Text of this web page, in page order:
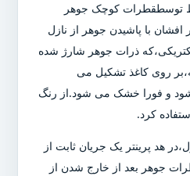
توسطقطرات کوچک جوهر
با پاشیدن جوهر از نازل
ذرات جوهر شارژ شده
در ثانیه،بر روی کاغذ تشکیل می
و فورا خشک می شود.از رنگ
کرد.
هد پرینتر یک جریان ثابت از
جوهر بعد از خارج شدن از